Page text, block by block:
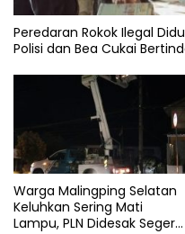
Peredaran Rokok Ilegal
Polisi dan Bea Cukai
Warga Malingping Selatan
Keluhkan Sering Mati
Lampu, PLN Didesak Segera